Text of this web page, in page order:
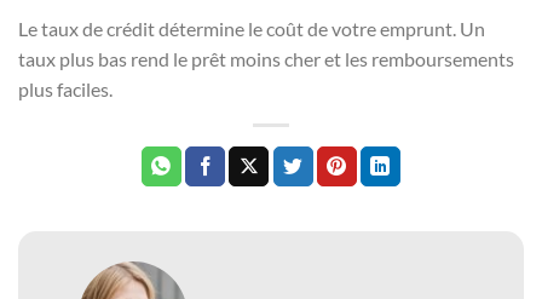
Le taux de crédit détermine le coût de votre emprunt. Un
taux plus bas rend le prêt moins cher et les remboursements
plus faciles.